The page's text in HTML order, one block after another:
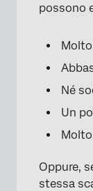
possono
Né
Un
Oppure,
stessa